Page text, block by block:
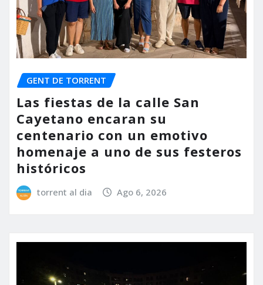
GENT DE TORRENT
Las fiestas de la calle San
Cayetano encaran su
centenario con un emotivo
homenaje a uno de sus festeros
históricos
torrent al dia Ago 6, 2026